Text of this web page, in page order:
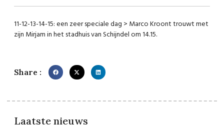
11-12-13-14-15: een zeer speciale dag > Marco Kroont trouwt met
zijn Mirjam in het stadhuis van Schijndel om 14.15.
Share :
Laatste nieuws